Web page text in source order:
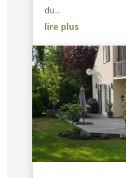
du...
lire plus